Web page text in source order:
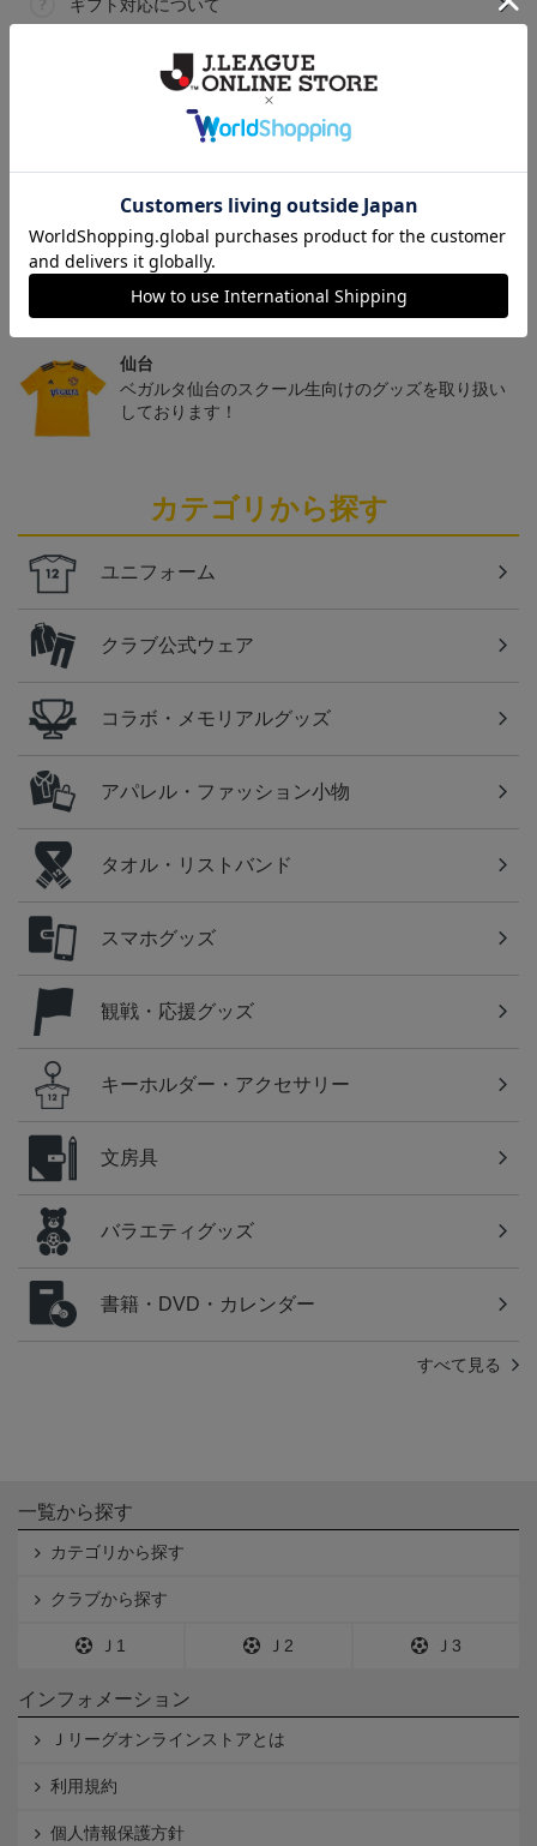
ギフト対応について
仙台
チームマスコットグッズは、サポーターやファン必
仙台
ベガルタ仙台のスクール生向けのグッズを取り扱い
しております！
カテゴリから探す
ユニフォーム
クラブ公式ウェア
コラボ・メモリアルグッズ
アパレル・ファッション小物
タオル・リストバンド
スマホグッズ
観戦・応援グッズ
キーホルダー・アクセサリー
文房具
バラエティグッズ
書籍・DVD・カレンダー
すべて見る
一覧から探す
カテゴリから探す
クラブから探す
Ｊ1 Ｊ2 Ｊ3
インフォメーション
Ｊリーグオンラインストアとは
利用規約
個人情報保護方針